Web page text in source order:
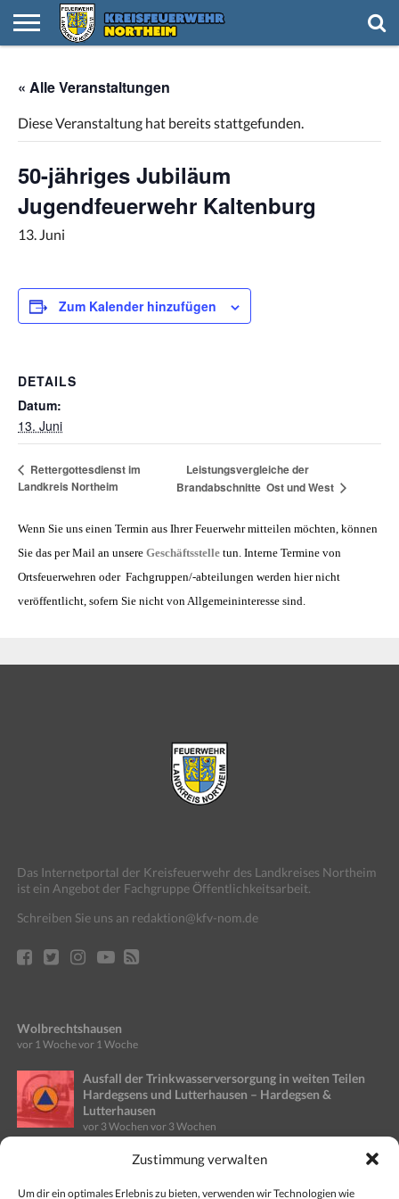
Zustimmung verwalten
Um dir ein optimales Erlebnis zu bieten, verwenden wir Technologien wie
« Alle Veranstaltungen
Diese Veranstaltung hat bereits stattgefunden.
50-jähriges Jubiläum
Jugendfeuerwehr Kaltenburg
13. Juni
Zum Kalender hinzufügen
DETAILS
Datum:
13. Juni
Rettergottesdienst im
Landkreis Northeim
Leistungsvergleiche der
Brandabschnitte Ost und West
Wenn Sie uns einen Termin aus Ihrer Feuerwehr mitteilen möchten, können
Sie das per Mail an unsere Geschäftsstelle tun. Interne Termine von
Ortsfeuerwehren oder Fachgruppen/-abteilungen werden hier nicht
veröffentlicht, sofern Sie nicht von Allgemeininteresse sind.
Das Internetportal der Kreisfeuerwehr des Landkreises Northeim
ist ein Angebot der Fachgruppe Öffentlichkeitsarbeit.
Schreiben Sie uns an redaktion@kfv-nom.de
Wolbrechtshausen
vor 1 Wochevor 1 Woche
Ausfall der Trinkwasserversorgung in weiten Teilen
Hardegsens und Lutterhausen – Hardegsen &
Lutterhausen
vor 3 Wochen vor 3 Wochen
Ausfall Stromversorgung in Teilen des Stadtgebietes
vor 4 Wochenvor 4 Wochen